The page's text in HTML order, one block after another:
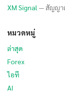
XM Signal — สัญญา
หมวดหมู่
ล่าสุด
Forex
ไอที
AI